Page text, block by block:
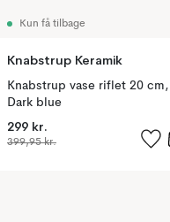
Kun få tilbage
Knabstrup Keramik
Knabstrup vase riflet 20 cm,
Dark blue
299 kr.
399,95 kr.